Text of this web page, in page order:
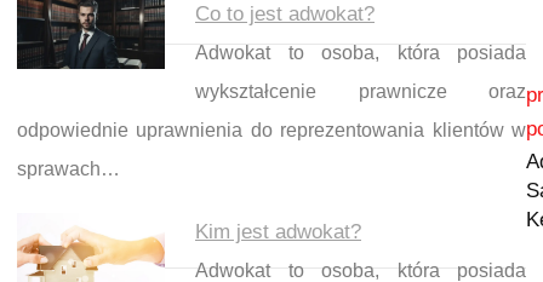
Co to jest adwokat?
Adwokat to osoba, która posiada
wykształcenie prawnicze oraz
odpowiednie uprawnienia do reprezentowania klientów w
sprawach…
Kim jest adwokat?
Adwokat to osoba, która posiada
Nawigacja wpisu